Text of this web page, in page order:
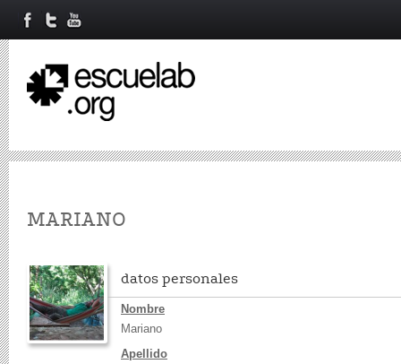
MARIANO
datos personales
Nombre
Mariano
Apellido